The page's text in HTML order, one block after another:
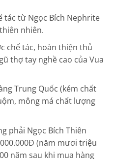
tác từ Ngọc Bích Nephrite
nhiên.
chế tác, hoàn thiện thủ
thợ tay nghề cao của Vua
Trung Quốc (kém chất
mông má chất lượng
phải Ngọc Bích Thiên
(năm mươi triệu
năm sau khi mua hàng